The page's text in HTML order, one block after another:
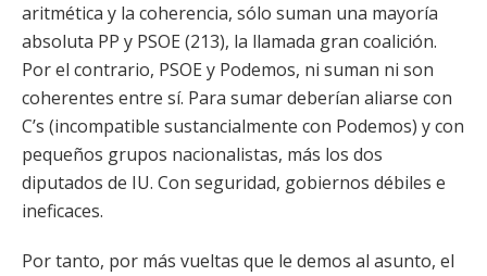
aritmética y la coherencia, sólo suman una mayoría
absoluta PP y PSOE (213), la llamada gran coalición.
Por el contrario, PSOE y Podemos, ni suman ni son
coherentes entre sí. Para sumar deberían aliarse con
C’s (incompatible sustancialmente con Podemos) y con
pequeños grupos nacionalistas, más los dos
diputados de IU. Con seguridad, gobiernos débiles e
ineficaces.
Por tanto, por más vueltas que le demos al asunto, el